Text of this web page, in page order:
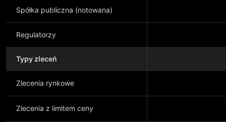
Spółka publiczna (notowana)
Regulatorzy
Typy zleceń
Zlecenia rynkowe
Zlecenia z limitem ceny